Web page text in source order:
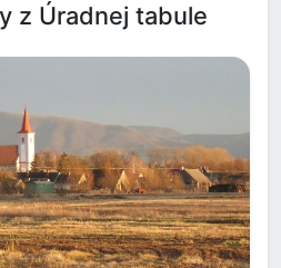
z Úradnej tabule